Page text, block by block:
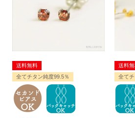
ピアスホール完成までの3stepで選ぶ
インスタライブで紹介したピアス
送料無料
全てチタン純度99.5％
送料
全て